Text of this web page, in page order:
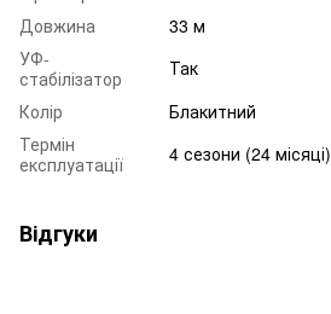
Довжина
33 м
УФ-
стабілізатор
Так
Колір
Блакитний
Термін
експлуатації
4 сезони (24 місяці)
Відгуки